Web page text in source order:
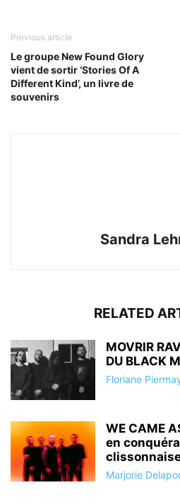
Previous article
Le groupe New Found Glory
vient de sortir ‘Stories Of A
Different Kind’, un livre de
souvenirs
Sandra
RELATED
MOVRIR
DU BLACK
Floriane
WE CAME
en
Marjorie